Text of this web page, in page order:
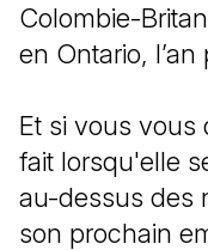
Colombie-
en Ontario,
Et si vous vous
fait lorsqu'elle
au-dessus des
son prochain